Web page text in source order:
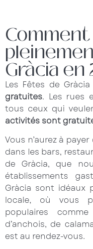
Gràcia
Les Fêtes de
gratuites. Les rues
tous ceux qui
activités sont
Vous n’aurez à
dans les bars,
de Gràcia, que
établissements
Gràcia sont idéaux
locale, où vous
populaires
d’anchois, de
est au rendez-vous.